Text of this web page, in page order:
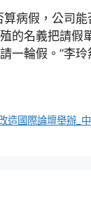
病假，公司
的名義把請假
輪假。”李玲
國際論壇舉辦_